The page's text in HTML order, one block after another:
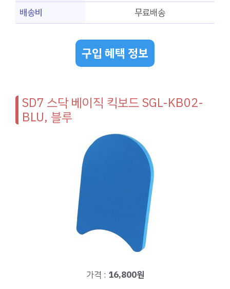
배송비
무료배송
구입 혜택 정보
SD7 스닥 베이직 킥보드 SGL-KB02-
BLU, 블루
가격 : 16,800원